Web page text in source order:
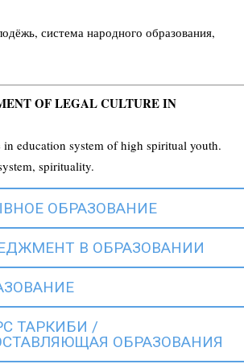
система народного образования,
OF LEGAL CULTURE IN
education system of high spiritual youth.
spirituality.
ОБРАЗОВАНИЕ
В ОБРАЗОВАНИИ
ТАРКИБИ /
ОБРАЗОВАНИЯ